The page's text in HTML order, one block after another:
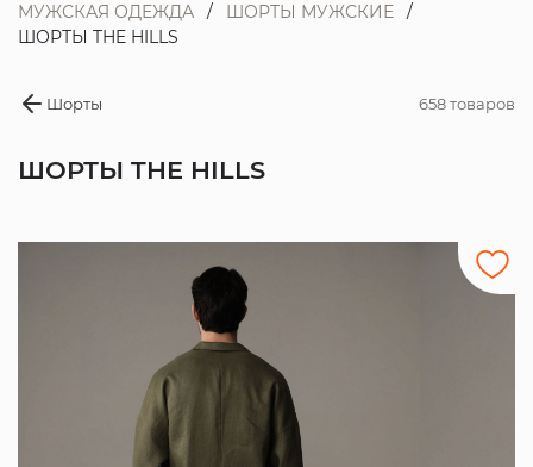
МУЖСКАЯ ОДЕЖДА
ШОРТЫ МУЖСКИЕ
ШОРТЫ THE HILLS
Шорты 658 товаров
ШОРТЫ THE HILLS